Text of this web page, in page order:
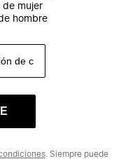
de mujer
hombre
. Siempre puede